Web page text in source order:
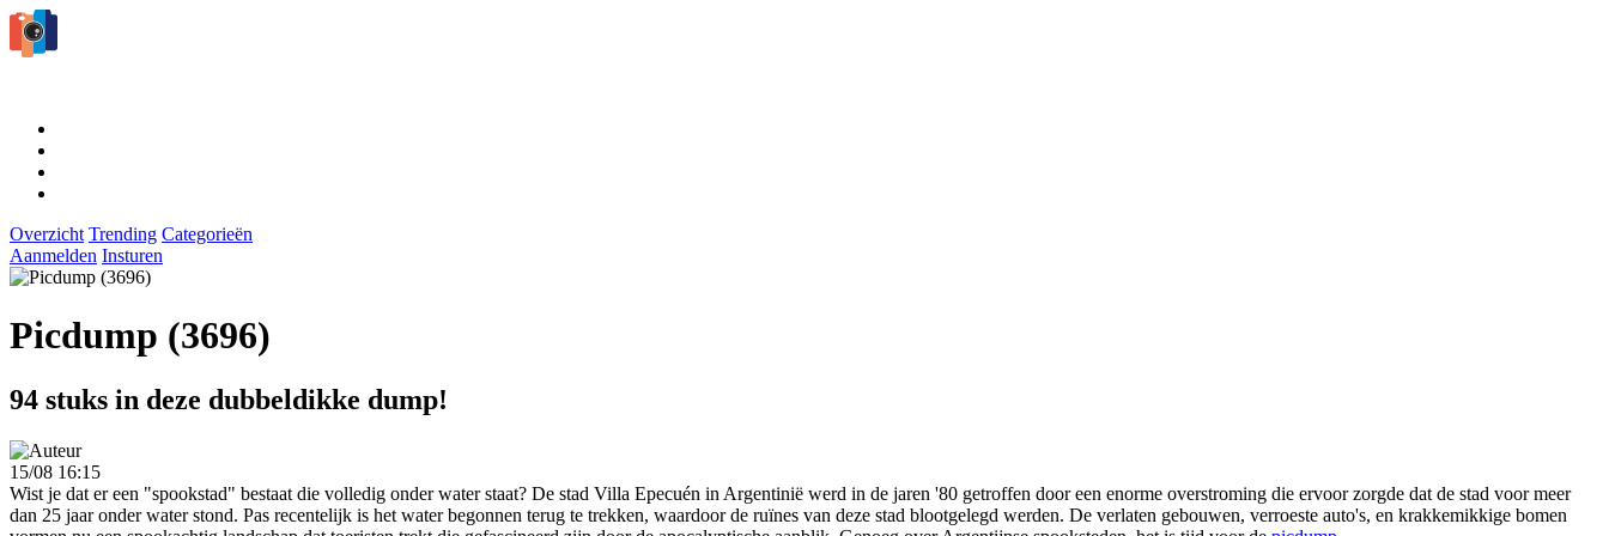
Overzicht Trending Categorieën
Aanmelden Insturen
Picdump (3696)
94 stuks in deze dubbeldikke dump!
15/08 16:15
Wist je dat er een "spookstad" bestaat die volledig onder water staat? De stad Villa Epecuén in Argentinië werd in de jaren '80 getroffen door een enorme overstroming die ervoor zorgde dat de stad voor meer
dan 25 jaar onder water stond. Pas recentelijk is het water begonnen terug te trekken, waardoor de ruïnes van deze stad blootgelegd werden. De verlaten gebouwen, verroeste auto's, en krakkemikkige bomen